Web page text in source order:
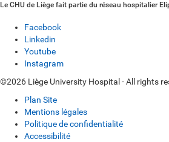
Le CHU de Liège fait partie du réseau hospitalier
Facebook
Linkedin
Youtube
Instagram
©2026 Liège University Hospital - All rights
Plan Site
Mentions légales
Politique de confidentialité
Accessibilité